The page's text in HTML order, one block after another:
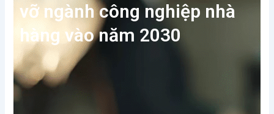
vỡ ngành công nghiệp nhà
hàng vào năm 2030